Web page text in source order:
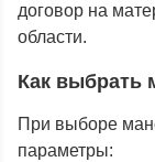
договор на
области.
Как выбрать
При выборе
параметры: